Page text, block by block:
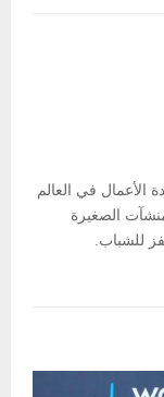
الأعمال في العالم
الصغيرة
للشباب.